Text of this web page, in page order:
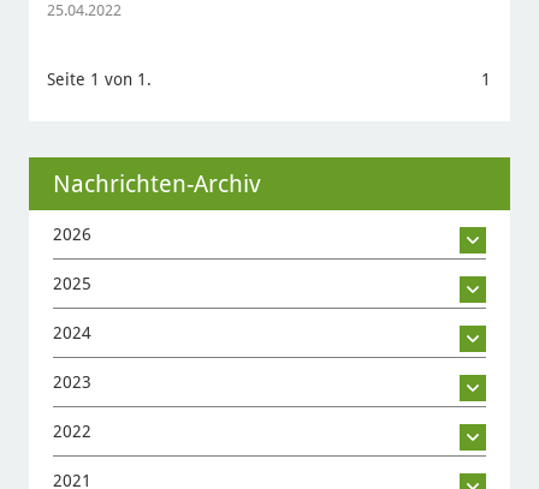
25.04.2022
Seite 1 von 1. 1
Nachrichten-Archiv
2026
2025
2024
2023
2022
2021